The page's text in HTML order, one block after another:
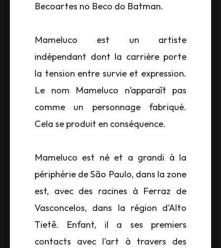
Becoartes no Beco do Batman.
Mameluco est un artiste
indépendant dont la carrière porte
la tension entre survie et expression.
Le nom Mameluco n’apparaît pas
comme un personnage fabriqué.
Cela se produit en conséquence.
Mameluco est né et a grandi à la
périphérie de São Paulo, dans la zone
est, avec des racines à Ferraz de
Vasconcelos, dans la région d'Alto
Tietê. Enfant, il a ses premiers
contacts avec l'art à travers des